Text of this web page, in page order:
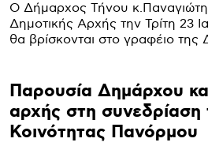
Ο Δήμαρχος Τήνου
Δημοτικής Αρχής την Τρίτη 23
θα βρίσκονται στο γραφέιο της
Παρουσία Δημάρχου
αρχής στη συνεδρίαση
Κοινότητας Πανόρμου